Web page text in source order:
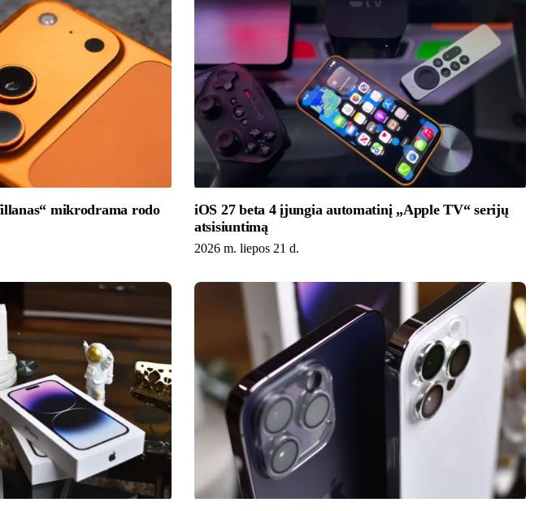
mikrodrama rodo
iOS 27 beta 4 įjungia automatinį „Apple TV“ serijų
atsisiuntimą
2026 m. liepos 21 d.